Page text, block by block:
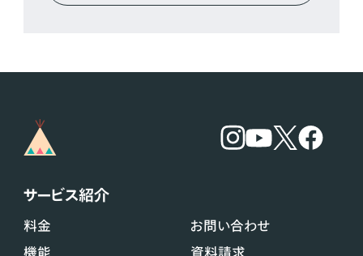
サービス紹介
料金
お問い合わせ